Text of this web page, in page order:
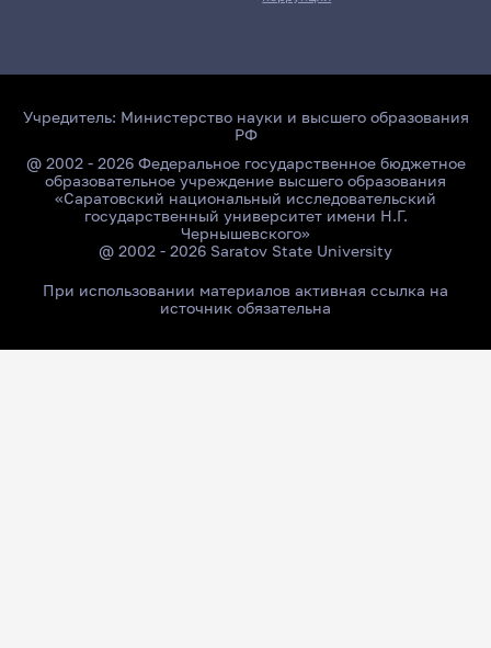
Учредитель: Министерство науки и высшего образования
РФ
@ 2002 - 2026 Федеральное государственное бюджетное
образовательное учреждение высшего образования
«Саратовский национальный исследовательский
государственный университет имени Н.Г.
Чернышевского»
@ 2002 - 2026 Saratov State University
При использовании материалов активная ссылка на
источник обязательна